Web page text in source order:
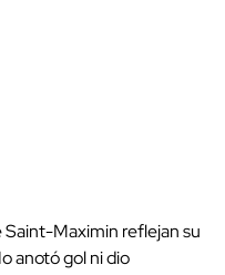
Saint-Maximin reflejan su
anotó gol ni dio